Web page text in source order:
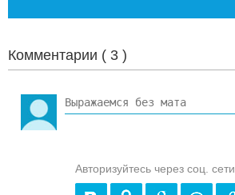
Комментарии ( 3 )
Авторизуйтесь через соц. сети